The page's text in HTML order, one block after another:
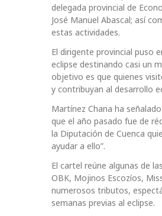
delegada provincial de
José Manuel Abascal; así
estas actividades.
El dirigente provincial puso
eclipse destinando casi un
objetivo es que quienes
y contribuyan al desarrollo
Martínez Chana ha
que el año pasado fue de
la Diputación de Cuenca
ayudar a ello”.
El cartel reúne algunas de
OBK, Mojinos Escozíos,
numerosos tributos,
semanas previas al eclipse.